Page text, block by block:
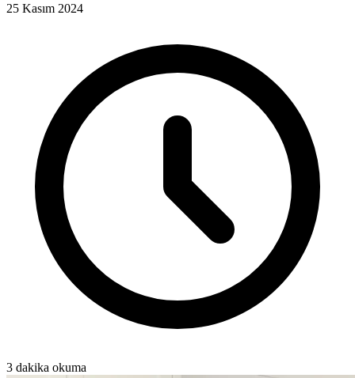
25 Kasım 2024
3 dakika okuma